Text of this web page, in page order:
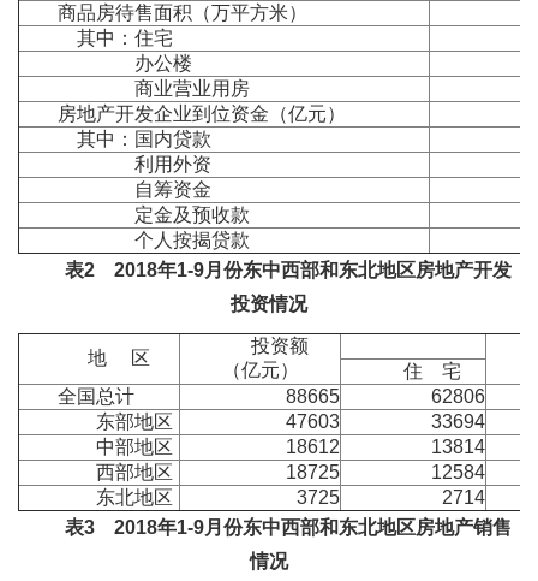
商品房待售面积（万平方米）
其中：住宅
办公楼
商业营业用房
房地产开发企业到位资金（亿元）
其中：国内贷款
利用外资
自筹资金
定金及预收款
个人按揭贷款
表2 2018年1-9月份东中西部和东北地区房地产开发
投资情况
地 区
投资额
（亿元）
住 宅
全国总计
88665
62806
东部地区
47603
33694
中部地区
18612
13814
西部地区
18725
12584
东北地区
3725
2714
表3 2018年1-9月份东中西部和东北地区房地产销售
情况